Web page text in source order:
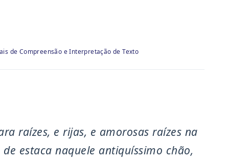
de Compreensão e Interpretação de Texto
raízes, e rijas, e amorosas raízes na
estaca naquele antiquíssimo chão,